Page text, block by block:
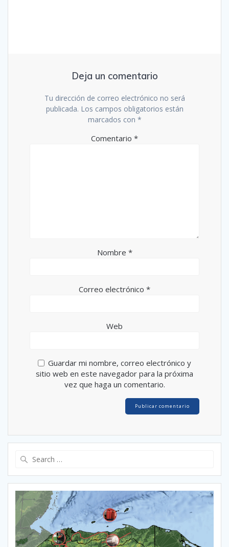
Deja un comentario
Tu dirección de correo electrónico no será
publicada. Los campos obligatorios están
marcados con *
Comentario *
Nombre *
Correo electrónico *
Web
Guardar mi nombre, correo electrónico y
sitio web en este navegador para la próxima
vez que haga un comentario.